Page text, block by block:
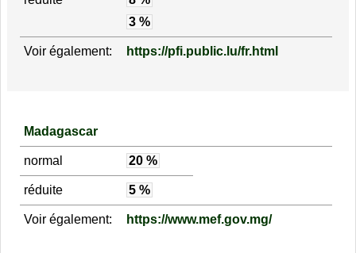
3 %
Voir également: https://pfi.public.lu/fr.html
Madagascar
normal 20 %
réduite 5 %
Voir également: https://www.mef.gov.mg/